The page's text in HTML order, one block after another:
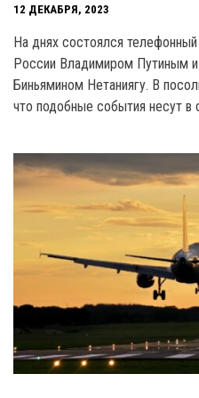
12 ДЕКАБРЯ, 2023
Ha днях состоялся
России Владимиром Путиным
Биньямином Нетаниягу. B
что подобные события несут в